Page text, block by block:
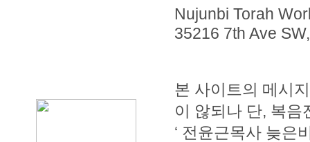
Nujunbi Torah
35216 7th Ave
본 사이트의 메시
이 않되나 단, 복음
‘ 전윤근목사 늦은